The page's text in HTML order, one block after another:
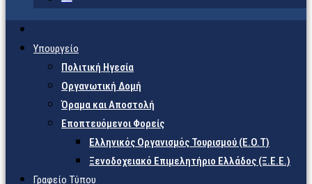
Υπουργείο
Πολιτική Ηγεσία
Οργανωτική Δομή
Όραμα και Αποστολή
Εποπτευόμενοι Φορείς
Eλληνικός Οργανισμός Τουρισμού (Ε.Ο.Τ)
Ξενοδοχειακό Επιμελητήριο Ελλάδος (Ξ.Ε.Ε.)
Γραφείο Τύπου